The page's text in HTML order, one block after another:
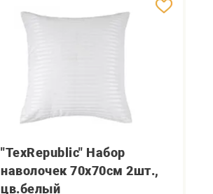
"TexRepublic" Набор
наволочек 70х70см 2шт.,
цв.белый